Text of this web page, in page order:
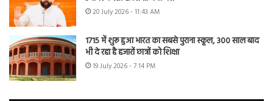
20 July 2026 - 11:43 AM
1715 में शुरू हुआ भारत का सबसे पुराना स्कूल, 300 साल बाद
भी दे रहा है हजारों छात्रों को शिक्षा
19 July 2026 - 7:14 PM